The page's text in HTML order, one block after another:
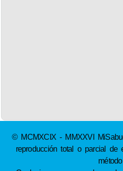
© MCMXCIX - MMXXVI
reproducción total o parcial de